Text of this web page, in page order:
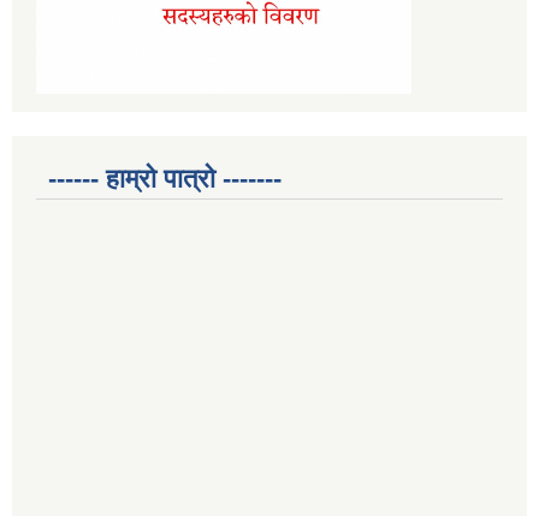
------ हाम्रो पात्रो -------